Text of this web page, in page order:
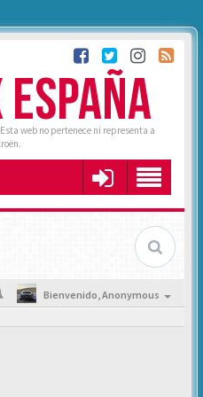
web no pertenece ni representa a
Bienvenido,Anonymous